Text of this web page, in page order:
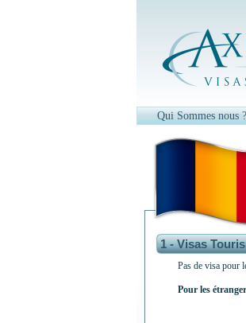
Qui Sommes nous ?
1 - Visas
Pas de visa pour
Pour les